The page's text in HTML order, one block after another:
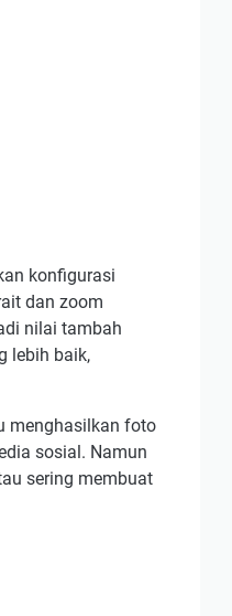
konfigurasi
dan zoom
nilai tambah
lebih baik,
menghasilkan foto
sosial. Namun
sering membuat